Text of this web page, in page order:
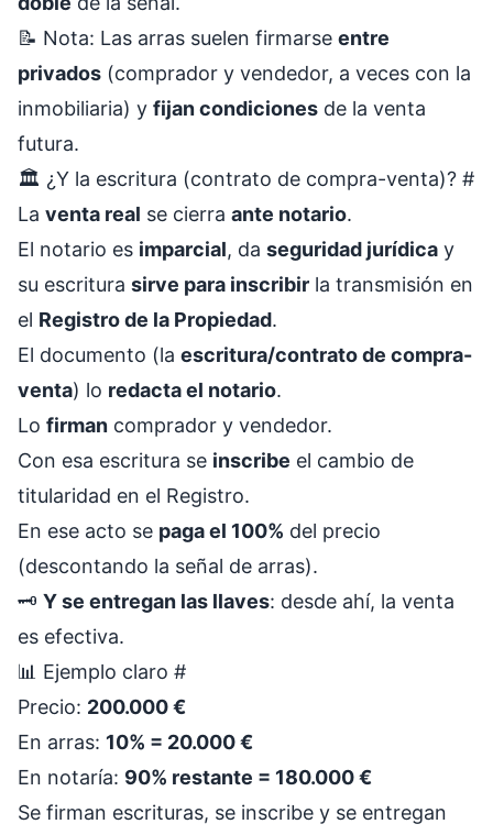
📝 Nota: Las arras suelen firmarse entre
privados (comprador y vendedor, a veces con la
inmobiliaria) y fijan condiciones de la venta
futura.
🏛️ ¿Y la escritura (contrato de compra-venta)? #
La venta real se cierra ante notario.
El notario es imparcial, da seguridad jurídica y
su escritura sirve para inscribir la transmisión en
el Registro de la Propiedad.
El documento (la escritura/contrato de compra-
venta) lo redacta el notario.
Lo firman comprador y vendedor.
Con esa escritura se inscribe el cambio de
titularidad en el Registro.
En ese acto se paga el 100% del precio
(descontando la señal de arras).
🗝️ Y se entregan las llaves: desde ahí, la venta
es efectiva.
📊 Ejemplo claro #
Precio: 200.000 €
En arras: 10% = 20.000 €
En notaría: 90% restante = 180.000 €
Se firman escrituras, se inscribe y se entregan